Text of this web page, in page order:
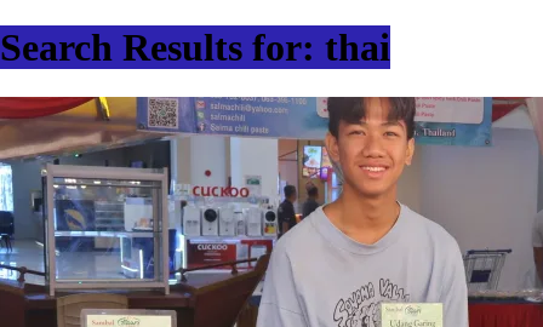
Search Results for: thai